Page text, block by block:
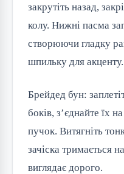
закрутіть назад,
колу. Нижні пасма
створюючи гладку
шпильку для акценту.
Брейдед бун:
боків, з’єднайте їх
пучок. Витягніть
зачіска тримається
виглядає дорого.